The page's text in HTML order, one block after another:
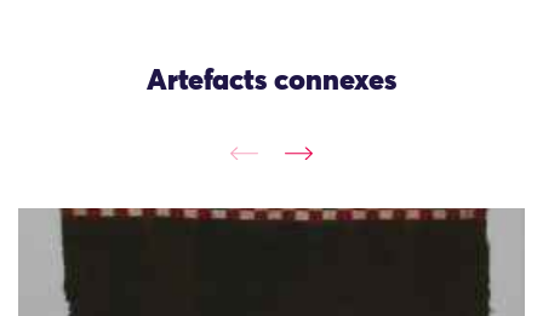
Artefacts connexes